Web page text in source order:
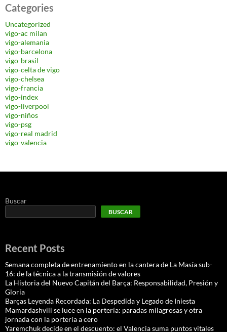
Categories
Uncategorized
vigo-ac milan
vigo-alemania
vigo-barcelona
vigo-brasil
vigo-celta de vigo
vigo-chelsea
vigo-francia
vigo-index
vigo-liverpool
vigo-niños
vigo-psg
vigo-real madrid
vigo-valencia
Buscar
BUSCAR
Recent Posts
Semana completa de entrenamiento en la cantera de La Masía sub-
16: de la técnica a la transmisión de valores
La Historia del Nuevo Capitán del Barça: Responsabilidad, Presión y
Gloria
Barças Leyenda Recordada: La Despedida y Legado de Iniesta
Mamardashvili se luce en la portería: paradas milagrosas y otra
jornada con la portería a cero
Yaremchuk decide en el descuento: el Valencia suma puntos vitales